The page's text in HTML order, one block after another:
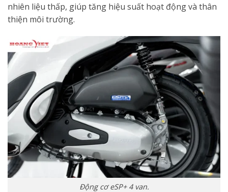
nhiên liệu thấp, giúp tăng hiệu suất hoạt động và thân
thiện môi trường.
Động cơ eSP+ 4 van.